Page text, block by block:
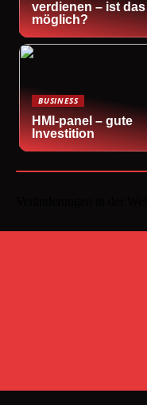
verdienen – ist das
möglich?
BUSINESS
HMI-panel – gute
Investition